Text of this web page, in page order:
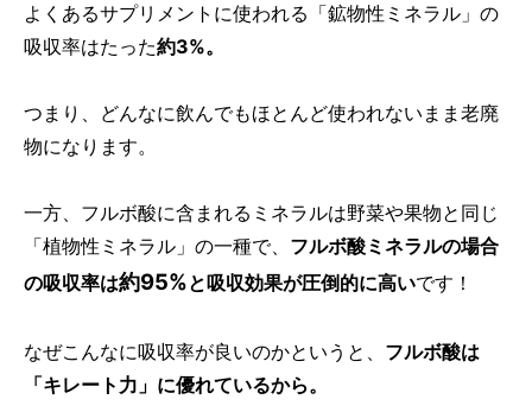
よくあるサプリメントに使われる「鉱物性ミネラル」の
吸収率はたった約3%。
つまり、どんなに飲んでもほとんど使われないまま老廃
物になります。
一方、フルボ酸に含まれるミネラルは野菜や果物と同じ
「植物性ミネラル」の一種で、 フルボ酸ミネラルの場合
の吸収率は約95%と吸収効果が圧倒的に高いです！
なぜこんなに吸収率が良いのかというと、 フルボ酸は
「キレート力」に優れているから。